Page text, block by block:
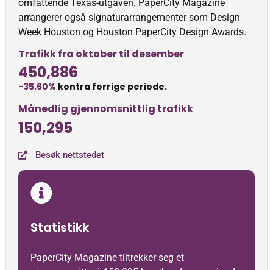
omfattende Texas-utgaven. PaperCity Magazine
arrangerer også signaturarrangementer som Design
Week Houston og Houston PaperCity Design Awards.
Trafikk fra oktober til desember
450,886
-35.60% kontra forrige periode.
Månedlig gjennomsnittlig trafikk
150,295
Besøk nettstedet
Statistikk
PaperCity Magazine tiltrekker seg et